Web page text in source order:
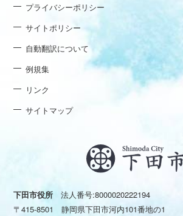
プライバシーポリシー
サイトポリシー
自動翻訳について
例規集
リンク
サイトマップ
下田市役所 法人番号:8000020222194
〒415-8501 静岡県下田市河内101番地の1